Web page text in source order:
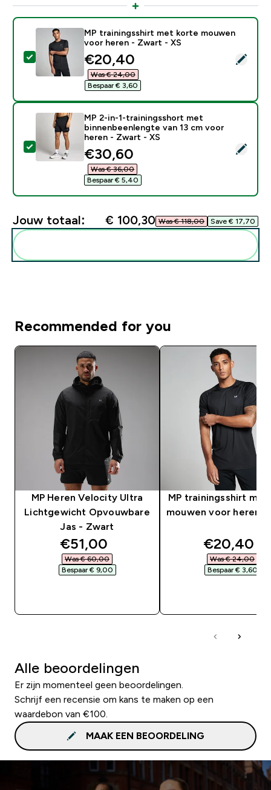
Selecteer dit product - MP trainingsshirt met korte
MP trainingsshirt met korte mouwen
voor heren - Zwart - XS
discounted price
€20,40‎
Was € 24,00‎
Bespaar € 3,60‎
Selecteer dit product - MP 2-in-1-trainingsshort met
MP 2-in-1-trainingsshort met
binnenbeenlengte van 13 cm voor
heren - Zwart - XS
discounted price
€30,60‎
Was € 36,00‎
Bespaar € 5,40‎
Jouw totaal: € 100,30‎ Was € 118,00‎ Save € 17,70‎
Recommended for you
MP Heren Velocity Ultra
Lichtgewicht Opvouwbare
Jas - Zwart
discounted price
€51,00‎
Was € 60,00‎
Bespaar € 9,00‎
MP trainingsshirt
mouwen voor heren -
€20,40‎
Was € 24,00‎
Bespaar € 3,60‎
Alle beoordelingen
Er zijn momenteel geen beoordelingen.
Schrijf een recensie om kans te maken op een
waardebon van €100.
MAAK EEN BEOORDELING